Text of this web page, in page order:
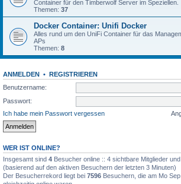
Container für den Timberwolf Server im Speziellen.
Themen: 37
Docker Container: Unifi Docker
Alles rund um den UniFi Container für das
APs
Themen: 8
ANMELDEN • REGISTRIEREN
Benutzername:
Passwort:
Ich habe mein Passwort vergessen
WER IST ONLINE?
Insgesamt sind 4 Besucher online :: 4 sichtbare Mitglieder
(basierend auf den aktiven Besuchern der letzten 3 Minuten)
Der Besucherrekord liegt bei 7596 Besuchern, die am Mo